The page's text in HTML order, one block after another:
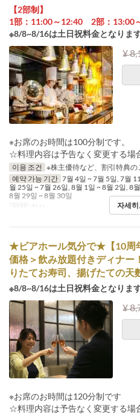
【2部制】
1部：11:00～12:40 2部：13:00
※8/8~8/16は土日祝料金となります
¥
※お席のお時間は100分制です。
☆料理内容は予告なく変更する場
이용 조건 ※株主優待など、割引特典の
예약 가능 기간 7월 4일 ~ 7월 5일, 7월
월 25일 ~ 7월 26일, 8월 1일 ~ 8월 2일, 8
8월 29일 ~ 8월 30일
식사
점심 자세히
★ビアホール気分で★【10周
価格＞飲み放題付きディナー
りたてお寿司、揚げたての天
※8/8~8/16は土日祝料金となります
¥
※お席のお時間は120分制です
☆料理内容は予告なく変更する場